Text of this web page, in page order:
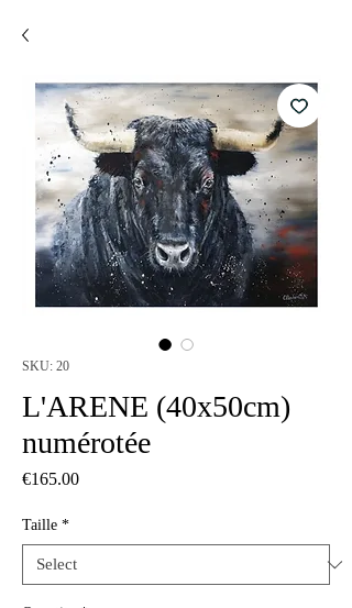
SKU: 20
L'ARENE (40x50cm)
numérotée
€165.00Price
Taille *